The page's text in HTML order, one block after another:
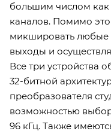
большим числом как
каналов. Помимо
микшировать любые
выходы и
Все три устройства
32-битной
преобразователя
возможностью
96 кГц. Также